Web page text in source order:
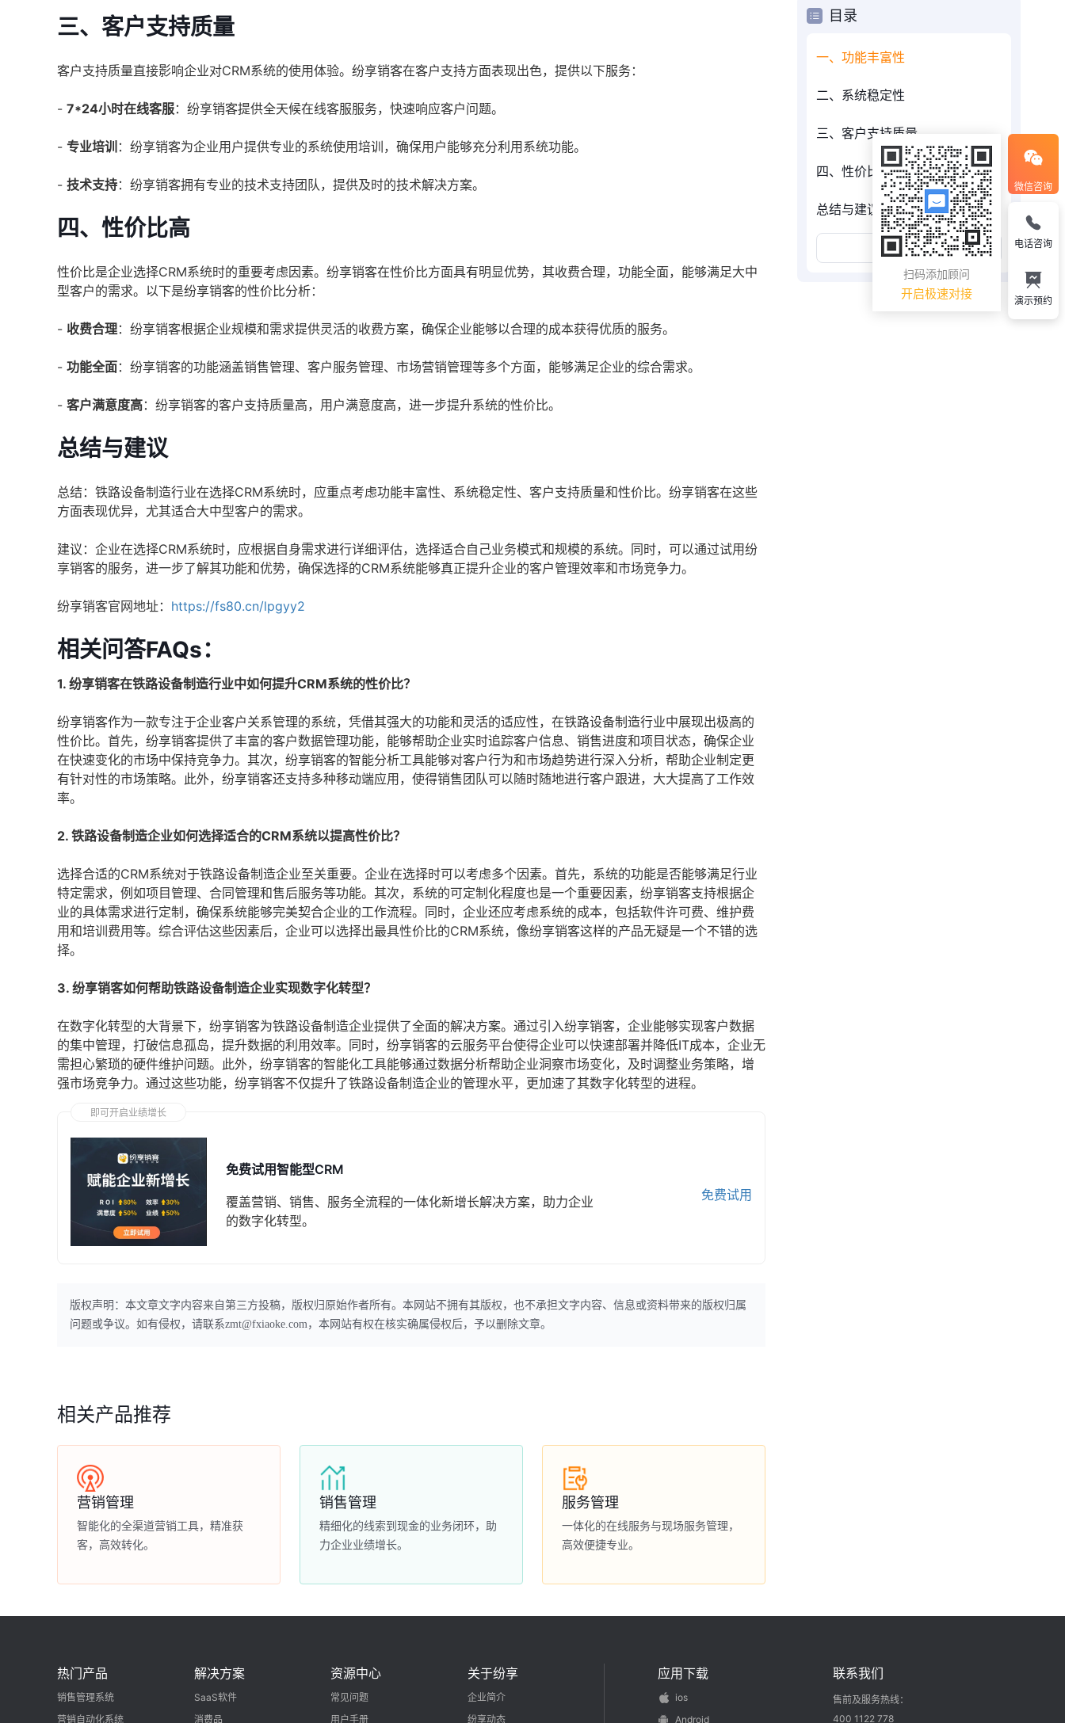
三、客户支持质量
客户支持质量直接影响企业对CRM系统的使用体验。纷享销客在客户支持方面表现出色，提供以下服务：
- 7*24小时在线客服：纷享销客提供全天候在线客服服务，快速响应客户问题。
- 专业培训 ：纷享销客为企业用户提供专业的系统使用培训，确保用户能够充分利用系统功能。
- 技术支持：纷享销客拥有专业的技术支持团队，提供及时的技术解决方案。
四、性价比高
性价比是企业选择CRM系统时的重要考虑因素。纷享销客在性价比方面具有明显优势，其收费合理，功能全面，能够满足大中
型客户的需求。以下是纷享销客的性价比分析：
- 收费合理：纷享销客根据企业规模和需求提供灵活的收费方案，确保企业能够以合理的成本获得优质的服务。
- 功能全面：纷享销客的功能涵盖销售管理、客户服务管理、市场营销管理等多个方面，能够满足企业的综合需求。
- 客户满意度高：纷享销客的客户支持质量高，用户满意度高，进一步提升系统的性价比。
总结与建议
总结：铁路设备制造行业在选择CRM系统时，应重点考虑功能丰富性、系统稳定性、客户支持质量和性价比。纷享销客在这些
方面表现优异，尤其适合大中型客户的需求。
建议：企业在选择CRM系统时，应根据自身需求进行详细评估，选择适合自己业务模式和规模的系统。同时，可以通过试用纷
享销客的服务，进一步了解其功能和优势，确保选择的CRM系统能够真正提升企业的客户管理效率和市场竞争力。
纷享销客官网地址： https://fs80.cn/lpgyy2
相关问答FAQs：
1. 纷享销客在铁路设备制造行业中如何提升CRM系统的性价比？
纷享销客作为一款专注于企业客户关系管理的系统，凭借其强大的功能和灵活的适应性，在铁路设备制造行业中展现出极高的
性价比。首先，纷享销客提供了丰富的客户数据管理功能，能够帮助企业实时追踪客户信息、销售进度和项目状态，确保企业
在快速变化的市场中保持竞争力。其次，纷享销客的智能分析工具能够对客户行为和市场趋势进行深入分析，帮助企业制定更
有针对性的市场策略。此外，纷享销客还支持多种移动端应用，使得销售团队可以随时随地进行客户跟进，大大提高了工作效
率。
2. 铁路设备制造企业如何选择适合的CRM系统以提高性价比？
选择合适的CRM系统对于铁路设备制造企业至关重要。企业在选择时可以考虑多个因素。首先，系统的功能是否能够满足行业
特定需求，例如项目管理、合同管理和售后服务等功能。其次，系统的可定制化程度也是一个重要因素，纷享销客支持根据企
业的具体需求进行定制，确保系统能够完美契合企业的工作流程。同时，企业还应考虑系统的成本，包括软件许可费、维护费
用和培训费用等。综合评估这些因素后，企业可以选择出最具性价比的CRM系统，像纷享销客这样的产品无疑是一个不错的选
择。
3. 纷享销客如何帮助铁路设备制造企业实现数字化转型？
在数字化转型的大背景下，纷享销客为铁路设备制造企业提供了全面的解决方案。通过引入纷享销客，企业能够实现客户数据
的集中管理，打破信息孤岛，提升数据的利用效率。同时，纷享销客的云服务平台使得企业可以快速部署并降低IT成本，企业无
需担心繁琐的硬件维护问题。此外，纷享销客的智能化工具能够通过数据分析帮助企业洞察市场变化，及时调整业务策略，增
强市场竞争力。通过这些功能，纷享销客不仅提升了铁路设备制造企业的管理水平，更加速了其数字化转型的进程。
即可开启业绩增长
免费试用智能型CRM
覆盖营销、销售、服务全流程的一体化新增长解决方案，助力企业
的数字化转型。
免费试用
版权声明：本文章文字内容来自第三方投稿，版权归原始作者所有。本网站不拥有其版权，也不承担文字内容、信息或资料带来的版权归属
问题或争议。如有侵权，请联系zmt@fxiaoke.com，本网站有权在核实确属侵权后，予以删除文章。
相关产品推荐
营销管理
智能化的全渠道营销工具，精准获
客，高效转化。
销售管理
精细化的线索到现金的业务闭环，助
力企业业绩增长。
服务管理
一体化的在线服务与现场服务管理，
高效便捷专业。
目录
一、功能丰富性
二、系统稳定性
三、客户支持质量
四、性价比高
总结与建议
展开更多
微信咨询
扫码添加顾问
开启极速对接
电话咨询
演示预约
热门产品
销售管理系统
营销自动化系统
解决方案
SaaS软件
消费品
资源中心
常见问题
用户手册
关于纷享
企业简介
纷享动态
应用下载
ios
Android
联系我们
售前及服务热线：
400 1122 778